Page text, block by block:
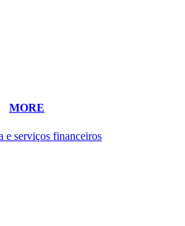
MORE
e serviços financeiros